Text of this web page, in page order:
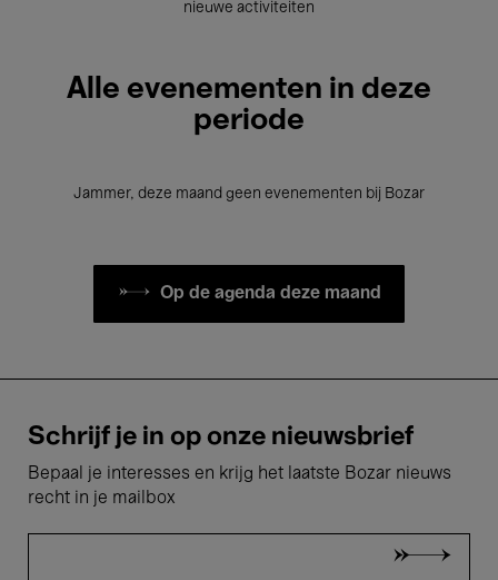
nieuwe activiteiten
Alle evenementen in deze
periode
Jammer, deze maand geen evenementen bij Bozar
Op de agenda deze maand
Schrijf je in op onze nieuwsbrief
Bepaal je interesses en krijg het laatste Bozar nieuws
recht in je mailbox